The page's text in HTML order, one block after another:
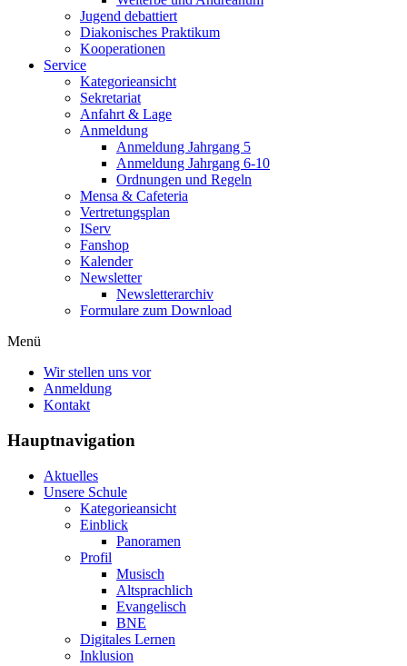
Jugend debattiert
Diakonisches Praktikum
Kooperationen
Service
Kategorieansicht
Sekretariat
Anfahrt & Lage
Anmeldung
Anmeldung Jahrgang 5
Anmeldung Jahrgang 6-10
Ordnungen und Regeln
Mensa & Cafeteria
Vertretungsplan
IServ
Fanshop
Kalender
Newsletter
Newsletterarchiv
Formulare zum Download
Menü
Wir stellen uns vor
Anmeldung
Kontakt
Hauptnavigation
Aktuelles
Unsere Schule
Kategorieansicht
Einblick
Panoramen
Profil
Musisch
Altsprachlich
Evangelisch
BNE
Digitales Lernen
Inklusion